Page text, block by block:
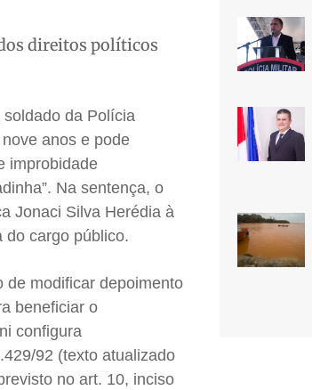
direitos políticos
da Polícia
anos e pode
improbidade
Na sentença, o
Jonaci Silva Herédia à
do cargo público.
de modificar depoimento
beneficiar o
configura
92 (texto atualizado
no art. 10, inciso